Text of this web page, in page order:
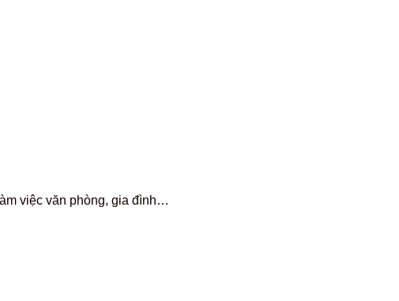
việc văn phòng, gia đình…